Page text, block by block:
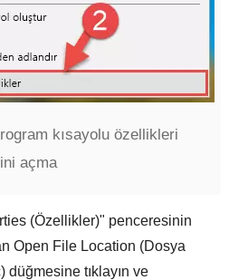
kısayolu özellikleri
açma
(Özellikler)" penceresinin
Open File Location (Dosya
düğmesine tıklayın ve